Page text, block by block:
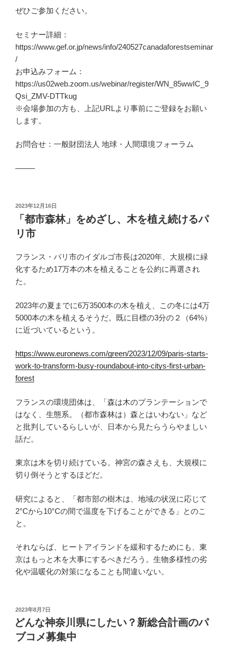
ぜひご参加ください。
セミナー詳細：
https://www.gef.or.jp/news/info/240527canadaforestseminar
/
お申込みフォーム：
https://us02web.zoom.us/webinar/register/WN_85wwIC_9
Qsi_ZMV-DTTkug
※会場参加の方も、上記URLより事前にご登録をお願い
します。
お問合せ：一般財団法人 地球・人間環境フォーラム
——–
投
2023年12月16日
「都市森林」をめざし、木を植え続けるパ
リ市
フランス・パリ市のイダルゴ市長は2020年、大規模に緑
化するため17万本の木を植えることを公約に再選され
た。
2023年の夏までに6万3500本の木を植え、この冬には4万
5000本の木を植えるそうだ。既に目標の3分の２（64%）
に近づいているという。
https://www.euronews.com/green/2023/12/09/paris-starts-
work-to-transform-busy-roundabout-into-citys-first-urban-
forest
フランスの環境団体は、「森は木のプランテーションで
はなく、生態系。（都市森林は）森とはいわない」など
と批判しているらしいが、日本から見たらうらやましい
話だ。
東京は木を切り続けている。神宮の森さえも、大規模に
切り倒そうとするほどだ。
研究によると、「都市部の樹木は、地域の状況に応じて
2°Cから10°Cの間で温度を下げることができる」とのこ
と。
それならば、ヒートアイランドを緩和するためにも、東
京はもっと木を大事にするべきだろう。生物多様性の劣
化や温暖化の対策になることも間違いない。
投
稿
日:
2023年8月7日
どんな神奈川県にしたい？新総合計画のパ
ブコメ募集中